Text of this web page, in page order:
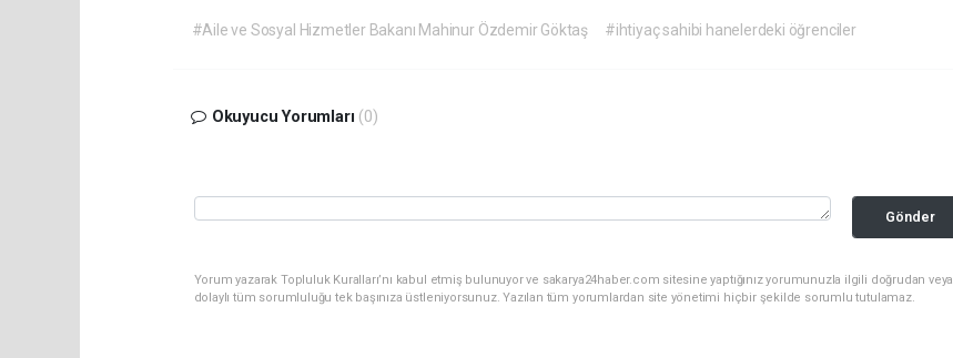
#Aile ve Sosyal Hizmetler Bakanı Mahinur Özdemir Göktaş #ihtiyaç sahibi hanelerdeki öğrenciler
Okuyucu Yorumları (0)
Gönder
Yorum yazarak Topluluk Kuralları’nı kabul etmiş bulunuyor ve sakarya24haber.com sitesine yaptığınız yorumunuzla ilgili doğrudan veya
dolaylı tüm sorumluluğu tek başınıza üstleniyorsunuz. Yazılan tüm yorumlardan site yönetimi hiçbir şekilde sorumlu tutulamaz.